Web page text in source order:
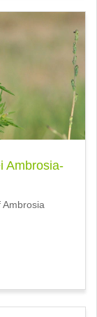
Ambrosia-